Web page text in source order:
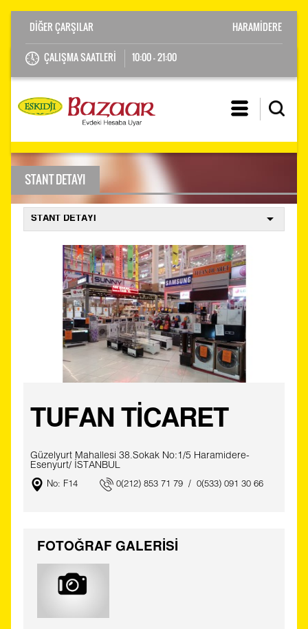
ÇALIŞMA SAATLERİ 10:00 - 21:00
HARAMİDERE
STANT DETAYI
TUFAN TİCARET
Güzelyurt Mahallesi 38.Sokak No:1/5 Haramidere-
Esenyurt/ İSTANBUL
No: F14 0(212) 853 71 79 / 0(533) 091 30 66
FOTOĞRAF GALERİSİ